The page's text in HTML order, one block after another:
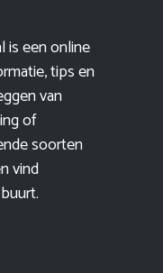
is een online
tips en
van
of
soorten
vind